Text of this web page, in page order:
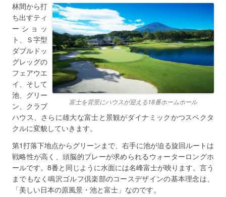
富士を背景にハウスが迎える18番ホームホール
林間から打
ち出すティ
ーショッ
ト、Ｓ字型
ダブルドッ
グレッグの
フェアウエ
イ、そして
池、グリー
ン、クラブ
ハウス、さらに雄大な富士と景観がダイナミックかつスペクタ
クルに変貌していきます。
第1打落下地点からグリーンまで、右手に池が迫る旋回ルートは
戦略性が高く、頭脳的プレーが求められるウォーターロングホ
ールです。8番と同じように水面には名峰富士が映ります。言う
までもなく鳴沢ゴルフ倶楽部のコースデザインの基本理念は、
「美しい日本の原風景・池と富士」なのです。